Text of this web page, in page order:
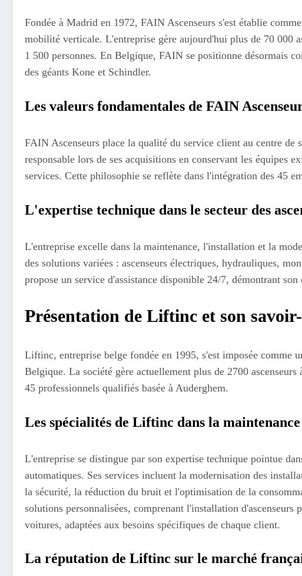
Fondée à Madrid en 1972, FAIN Ascenseurs s'est établie
mobilité verticale. L'entreprise gère aujourd'hui plus de 70 000
1 500 personnes. En Belgique, FAIN se positionne désormais
des géants Kone et Schindler.
Les valeurs fondamentales de FAIN
FAIN Ascenseurs place la qualité du service client au centre de
responsable lors de ses acquisitions en conservant les équipes
services. Cette philosophie se reflète dans l'intégration des 45
L'expertise technique dans le secteur des
L'entreprise excelle dans la maintenance, l'installation et la
des solutions variées : ascenseurs électriques, hydrauliques,
propose un service d'assistance disponible 24/7, démontrant
Présentation de Liftinc et son
Liftinc, entreprise belge fondée en 1995, s'est imposée comme
Belgique. La société gère actuellement plus de 2700
45 professionnels qualifiés basée à Auderghem.
Les spécialités de Liftinc dans la maintenance
L'entreprise se distingue par son expertise technique pointue
automatiques. Ses services incluent la modernisation des
la sécurité, la réduction du bruit et l'optimisation de la
solutions personnalisées, comprenant l'installation d'ascenseurs
voitures, adaptées aux besoins spécifiques de chaque client.
La réputation de Liftinc sur le marché